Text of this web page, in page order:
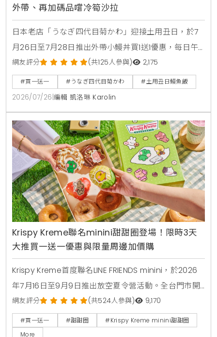
外帶、再加碼品嚐冷筍沙拉
日本老店「うなぎ四代目菊かわ」迎接土用丑日，於7
月26日至7月28日推出外帶小鰻丼買1送1優惠，每日午
晚餐各限量15組。即日起至8月31日同步開賣「夏鰻雙
饗宴」特價2450元與全新單品冷筍沙拉，提供最道地
的日本夏日食補饗宴。
網友評分 (共125人參與) 2,175
#買一送一 #うなぎ四代目菊かわ #土用丑日鰻魚飯
2026/07/26 編輯 凱洛琳 Karolin
Krispy Kreme聯名minini甜甜圈登場！限時3天
大推買一送一優惠與限量周邊加價購
Krispy Kreme首度聯名LINE FRIENDS minini，於2026
年7月16日至9月9日推出放空夏令營活動。全台門市開
賣4款角色甜甜圈，包含草莓甜心、玉米拿鐵、焦糖牛
奶與柑橘可可，並同步推出加價購貼紙包、迷你提袋與
盲盒公仔。7月16日至7月18日期間更祭出LINE好友憑券
網友評分 (共524人參與) 9,170
#買一送一 #甜甜圈
#Krispy Kreme minini甜甜圈
More